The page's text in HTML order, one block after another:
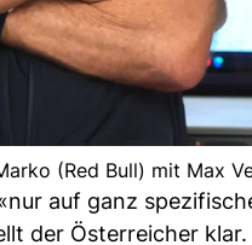
(Red Bull) mit Max
auf ganz
der Österreicher